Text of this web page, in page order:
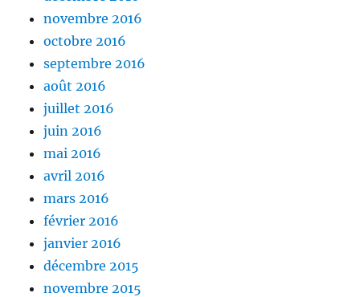
novembre 2016
octobre 2016
septembre 2016
août 2016
juillet 2016
juin 2016
mai 2016
avril 2016
mars 2016
février 2016
janvier 2016
décembre 2015
novembre 2015